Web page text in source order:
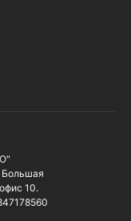
Большая
10.